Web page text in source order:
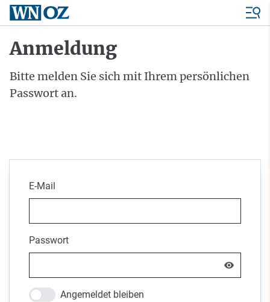
Anmeldung
Bitte melden Sie sich mit Ihrem persönlichen
Passwort an.
E-Mail
Passwort
Angemeldet bleiben